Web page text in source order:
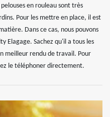
en rouleau sont très
Pour les mettre en place, il est
Dans ce cas, nous pouvons
Elagage. Sachez qu'il a tous les
meilleur rendu de travail. Pour
le téléphoner directement.